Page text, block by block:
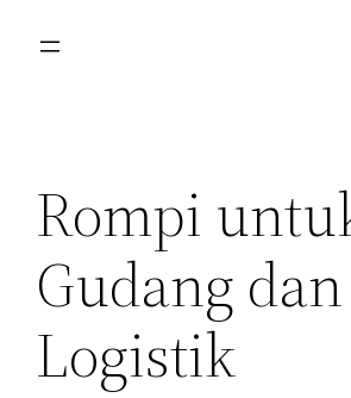
Rompi
Gudang dan
Logistik